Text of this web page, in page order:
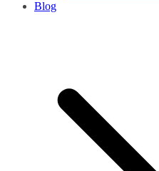
Blog